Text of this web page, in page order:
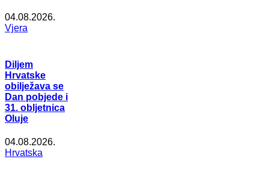
04.08.2026.
Vjera
Diljem
Hrvatske
obilježava se
Dan pobjede i
31. obljetnica
Oluje
04.08.2026.
Hrvatska